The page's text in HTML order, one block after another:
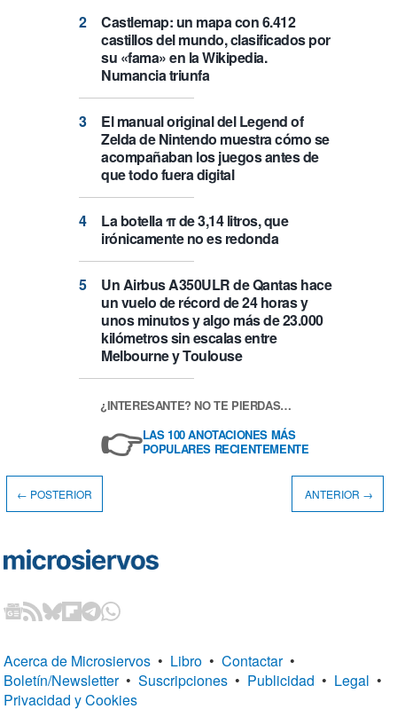
Castlemap: un mapa con 6.412
castillos del mundo, clasificados por
su «fama» en la Wikipedia.
Numancia triunfa
El manual original del Legend of
Zelda de Nintendo muestra cómo se
acompañaban los juegos antes de
que todo fuera digital
La botella π de 3,14 litros, que
irónicamente no es redonda
Un Airbus A350ULR de Qantas hace
un vuelo de récord de 24 horas y
unos minutos y algo más de 23.000
kilómetros sin escalas entre
Melbourne y Toulouse
¿INTERESANTE? NO TE PIERDAS…
👉LAS 100 ANOTACIONES MÁS
POPULARES RECIENTEMENTE
← POSTERIOR ANTERIOR →
Acerca de Microsiervos • Libro • Contactar •
Boletín/Newsletter • Suscripciones • Publicidad • Legal •
Privacidad y Cookies